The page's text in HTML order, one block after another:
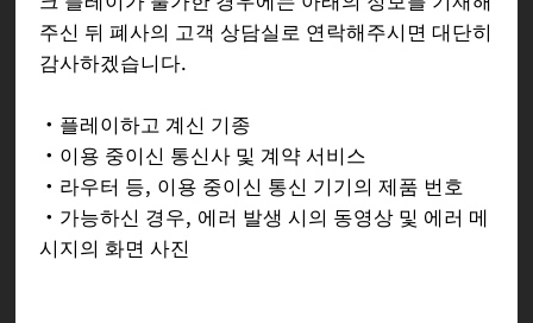
주신 뒤 폐사의 고객 상담실로 연락해주시면 대단히
감사하겠습니다.
・플레이하고 계신 기종
・이용 중이신 통신사 및 계약 서비스
・라우터 등, 이용 중이신 통신 기기의 제품 번호
・가능하신 경우, 에러 발생 시의 동영상 및 에러 메
시지의 화면 사진